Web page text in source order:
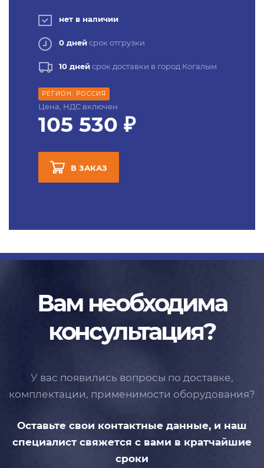
нет в наличии
0 днейсрок отгрузки
10 днейсрок доставки в город Когалым
РЕГИОН: РОССИЯ
Цена, НДС включен
105 530 ₽
В ЗАКАЗ
Вам необходима
консультация?
У вас появились вопросы по доставке,
комплектации, применимости оборудования?
Оставьте свои контактные данные, и наш
специалист свяжется с вами в кратчайшие
сроки